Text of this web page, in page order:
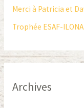
rMerci à Patricia et
Trophée ESAF-
Archives